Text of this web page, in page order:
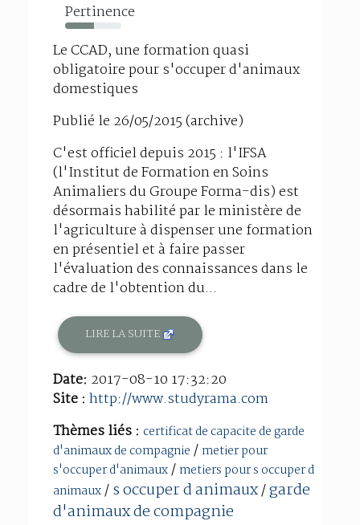
Pertinence
52%
Le CCAD, une formation quasi
obligatoire pour s'occuper d'animaux
domestiques
Publié le 26/05/2015 (archive)
C'est officiel depuis 2015 : l'IFSA
(l'Institut de Formation en Soins
Animaliers du Groupe Forma-dis) est
désormais habilité par le ministère de
l'agriculture à dispenser une formation
en présentiel et à faire passer
l'évaluation des connaissances dans le
cadre de l'obtention du...
LIRE LA SUITE
Date: 2017-08-10 17:32:20
Site : http://www.studyrama.com
Thèmes liés : certificat de capacite de garde
d'animaux de compagnie / metier pour
s'occuper d'animaux/ metiers pour s occuper d
animaux/s occuper d animaux/garde
d'animaux de compagnie